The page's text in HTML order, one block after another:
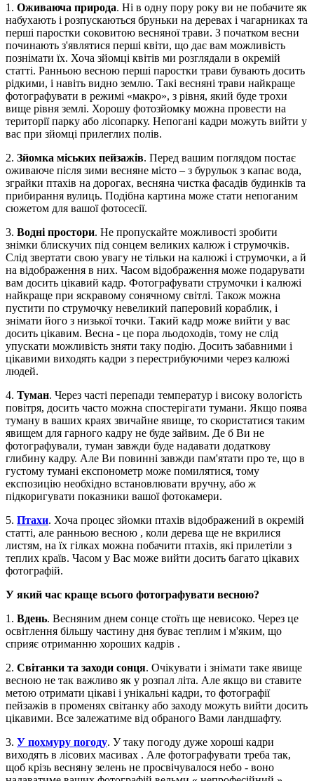
1. Оживаюча природа. Ні в одну пору року ви не побачите як
набухають і розпускаються бруньки на деревах і чагарниках та
перші паростки соковитою весняної трави. З початком весни
починають з'являтися перші квіти, що дає вам можливість
познімати їх. Хоча зйомці квітів ми розглядали в окремій
статті. Ранньою весною перші паростки трави бувають досить
рідкими, і навіть видно землю. Такі весняні трави найкраще
фотографувати в режимі «макро», з рівня, який буде трохи
вище рівня землі. Хорошу фотозйомку можна провести на
території парку або лісопарку. Непогані кадри можуть вийти у
вас при зйомці прилеглих полів.
2. Зйомка міських пейзажів. Перед вашим поглядом постає
оживаюче після зими весняне місто – з бурульок з капає вода,
зграйки птахів на дорогах, весняна чистка фасадів будинків та
прибирання вулиць. Подібна картина може стати непоганим
сюжетом для вашої фотосесії.
3. Водні простори. Не пропускайте можливості зробити
знімки блискучих під сонцем великих калюж і струмочків.
Слід звертати свою увагу не тільки на калюжі і струмочки, а й
на відображення в них. Часом відображення може подарувати
вам досить цікавий кадр. Фотографувати струмочки і калюжі
найкраще при яскравому сонячному світлі. Також можна
пустити по струмочку невеликий паперовий кораблик, і
знімати його з низької точки. Такий кадр може вийти у вас
досить цікавим. Весна - це пора льодоходів, тому не слід
упускати можливість зняти таку подію. Досить забавними і
цікавими виходять кадри з перестрибуючими через калюжі
людей.
4. Туман. Через часті перепади температур і високу вологість
повітря, досить часто можна спостерігати тумани. Якщо поява
туману в ваших краях звичайне явище, то скористатися таким
явищем для гарного кадру не буде зайвим. Де б Ви не
фотографували, туман завжди буде надавати додаткову
глибину кадру. Але Ви повинні завжди пам'ятати про те, що в
густому тумані експонометр може помилятися, тому
експозицію необхідно встановлювати вручну, або ж
підкоригувати показники вашої фотокамери.
5. Птахи. Хоча процес зйомки птахів відображений в окремій
статті, але ранньою весною , коли дерева ще не вкрилися
листям, на їх гілках можна побачити птахів, які прилетіли з
теплих країв. Часом у Вас може вийти досить багато цікавих
фотографій.
У який час краще всього фотографувати весною?
1. Вдень. Весняним днем сонце стоїть ще невисоко. Через це
освітлення більшу частину дня буває теплим і м'яким, що
сприяє отриманню хороших кадрів .
2. Світанки та заходи сонця. Очікувати і знімати таке явище
весною не так важливо як у розпал літа. Але якщо ви ставите
метою отримати цікаві і унікальні кадри, то фотографії
пейзажів в променях світанку або заходу можуть вийти досить
цікавими. Все залежатиме від обраного Вами ландшафту.
3. У похмуру погоду. У таку погоду дуже хороші кадри
виходять в лісових масивах . Але фотографувати треба так,
щоб крізь весняну зелень не просвічувалося небо - воно